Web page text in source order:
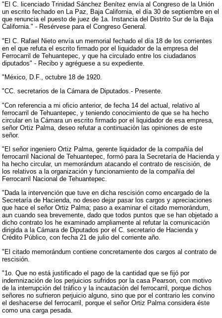
"El C. licenciado Trinidad Sánchez Benítez envía al Congreso de la Unión
un escrito fechado en La Paz, Baja California, el día 30 de septiembre en el
que renuncia el puesto de juez de 1a. Instancia del Distrito Sur de la Baja
California." - Resérvese para el Congreso General.
"El C. Rafael Nieto envía un memorial fechado el día 18 de los corrientes
en el que refuta el escrito firmado por el liquidador de la empresa del
Ferrocarril de Tehuantepec, y que ha circulado entre los ciudadanos
diputados" - Recibo y agréguese a su expediente.
"México, D.F., octubre 18 de 1920.
"CC. secretarios de la Cámara de Diputados.- Presente.
"Con referencia a mi oficio anterior, de fecha 14 del actual, relativo al
ferrocarril de Tehuantepec, y teniendo conocimiento de que se ha hecho
circular en la Cámara un escrito firmado por el liquidador de esa empresa,
señor Ortiz Palma, deseo refutar a continuación las opiniones de este
señor.
"El señor ingeniero Ortiz Palma, gerente liquidador de la compañía del
ferrocarril Nacional de Tehuantepec, formó para la Secretaría de Hacienda y
ha hecho circular, un memorándum atacando el contrato de rescisión, de
los relativos a la organización y funcionamiento de la compañía del
Ferrocarril Nacional de Tehuantepec.
"Dada la intervención que tuve en dicha rescisión como encargado de la
Secretaría de Hacienda, no deseo dejar pasar los cargos y apreciaciones
que hace el señor Ortiz Palma; paso a examinar el citado memorándum,
aun cuando sea brevemente, dado que todos puntos que se han objetado a
dicho contrato los he examinado ampliamente al refutar la comunicación
dirigida a la Cámara de Diputados por el C. secretario de Hacienda y
Crédito Público, con fecha 21 de julio del corriente año.
"El citado memorándum contiene concretamente dos cargos al contrato de
rescisión.
"1o. Que no está justificado el pago de la cantidad que se fijó por
indemnización de los perjuicios sufridos por la casa Pearson, con motivo
de la interrupción del tráfico y la incautación del ferrocarril, porque dichos
señores no sufrieron perjuicio alguno, sino que por el contrario les convino
el deshacerse del ferrocarril, porque el señor Ortiz Palma considera éste
como una carga pesada.